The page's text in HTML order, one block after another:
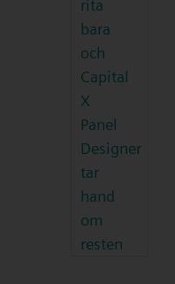
rita
bara
och
Capital
X
Panel
Designer
tar
hand
om
resten